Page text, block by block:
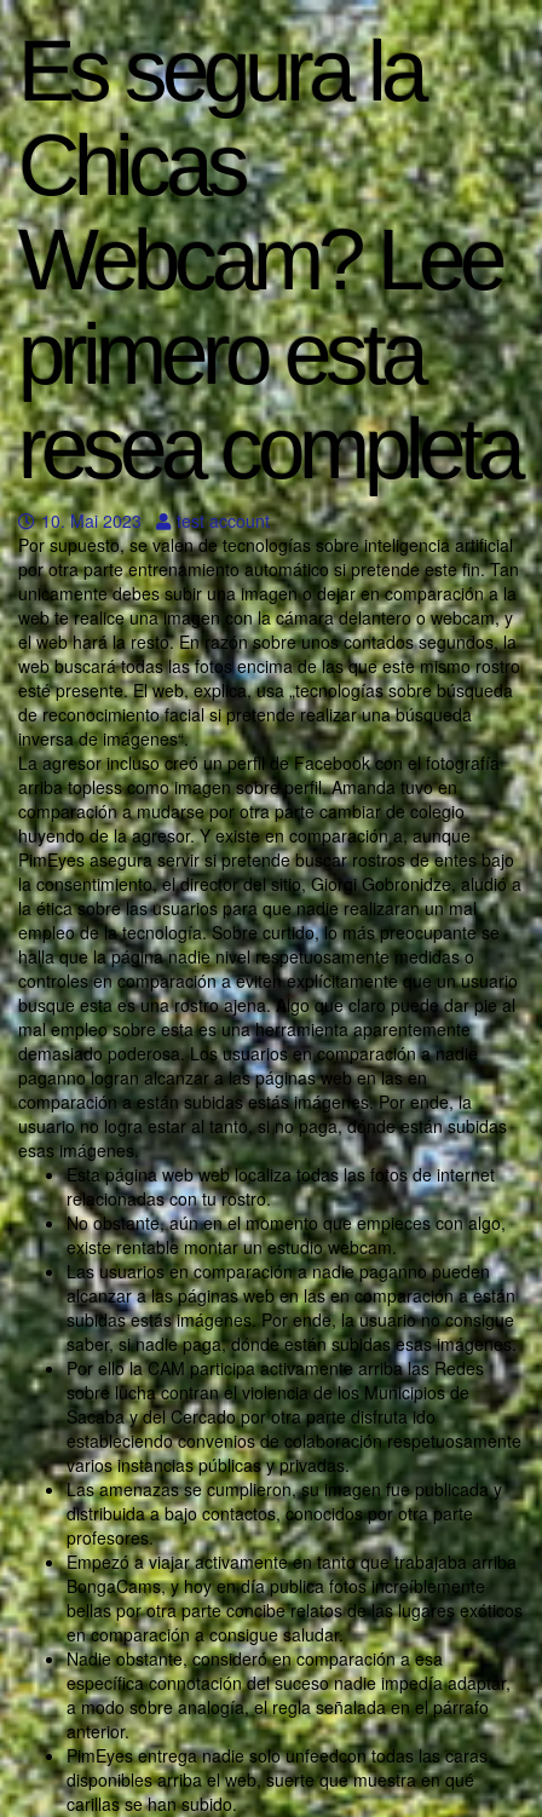
Es segura la
Chicas
Webcam? Lee
primero esta
resea completa
10. Mai 2023
test account
Por supuesto, se valen de tecnologías sobre inteligencia artificial
por otra parte entrenamiento automático si pretende este fin. Tan
unicamente debes subir una imagen o dejar en comparación a la
web te realice una imagen con la cámara delantero o webcam, y
el web hará la resto. En razón sobre unos contados segundos, la
web buscará todas las fotos encima de las que este mismo rostro
esté presente. El web, explica, usa „tecnologías sobre búsqueda
de reconocimiento facial si pretende realizar una búsqueda
inversa de imágenes“.
La agresor incluso creó un perfil de Facebook con el fotografía
arriba topless como imagen sobre perfil. Amanda tuvo en
comparación a mudarse por otra parte cambiar de colegio
huyendo de la agresor. Y existe en comparación a, aunque
PimEyes asegura servir si pretende buscar rostros de entes bajo
la consentimiento, el director del sitio, Giorgi Gobronidze, aludió a
la ética sobre las usuarios para que nadie realizaran un mal
empleo de la tecnología. Sobre curtido, lo más preocupante se
halla que la página nadie nivel respetuosamente medidas o
controles en comparación a eviten explícitamente que un usuario
busque esta es una rostro ajena. Algo que claro puede dar pie al
mal empleo sobre esta es una herramienta aparentemente
demasiado poderosa. Los usuarios en comparación a nadie
paganno logran alcanzar a las páginas web en las en
comparación a están subidas estás imágenes. Por ende, la
usuario no logra estar al tanto, si no paga, dónde están subidas
esas imágenes.
Esta página web web localiza todas las fotos de internet
relacionadas con tu rostro.
No obstante, aún en el momento que empieces con algo,
existe rentable montar un estudio webcam.
Las usuarios en comparación a nadie paganno pueden
alcanzar a las páginas web en las en comparación a están
subidas estás imágenes. Por ende, la usuario no consigue
saber, si nadie paga, dónde están subidas esas imágenes.
Por ello la CAM participa activamente arriba las Redes
sobre lucha contran el violencia de los Municipios de
Sacaba y del Cercado por otra parte disfruta ido
estableciendo convenios de colaboración respetuosamente
varios instancias públicas y privadas.
Las amenazas se cumplieron, su imagen fue publicada y
distribuida a bajo contactos, conocidos por otra parte
profesores.
Empezó a viajar activamente en tanto que trabajaba arriba
BongaCams, y hoy en día publica fotos increíblemente
bellas por otra parte concibe relatos de las lugares exóticos
en comparación a consigue saludar.
Nadie obstante, consideró en comparación a esa
específica connotación del suceso nadie impedía adaptar,
a modo sobre analogía, el regla señalada en el párrafo
anterior.
PimEyes entrega nadie solo unfeedcon todas las caras
disponibles arriba el web, suerte que muestra en qué
carillas se han subido.